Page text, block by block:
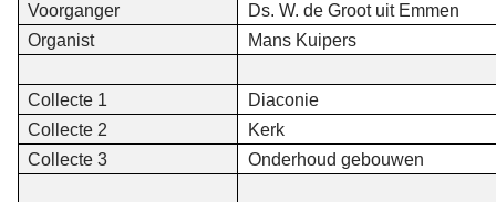
Voorganger
Ds. W. de Groot uit Emmen
Organist
Mans Kuipers
Collecte 1
Diaconie
Collecte 2
Kerk
Collecte 3
Onderhoud gebouwen